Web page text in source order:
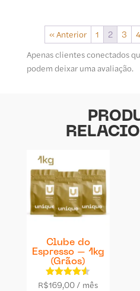
« Anterior 1 2 3 4
Apenas clientes conectados
podem deixar uma avaliação.
Clube do
Espresso – 1kg
(Grãos)
Avaliação
R$169,00 / mês